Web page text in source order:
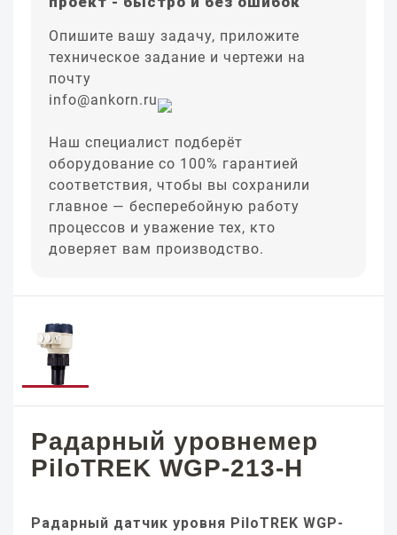
Опишите вашу задачу, приложите
техническое задание и чертежи на
почту
info@ankorn.ru
Наш специалист подберёт
оборудование со 100% гарантией
соответствия, чтобы вы сохранили
главное — бесперебойную работу
процессов и уважение тех, кто
доверяет вам производство.
Радарный уровнемер
PiloTREK WGP-213-H
Радарный датчик уровня PiloTREK WGP-